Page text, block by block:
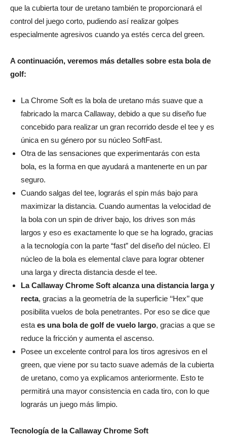
que la cubierta tour de uretano también te proporcionará el
control del juego corto, pudiendo así realizar golpes
especialmente agresivos cuando ya estés cerca del green.
A continuación, veremos más detalles sobre esta bola de
golf:
La Chrome Soft es la bola de uretano más suave que a
fabricado la marca Callaway, debido a que su diseño fue
concebido para realizar un gran recorrido desde el tee y es
única en su género por su núcleo SoftFast.
Otra de las sensaciones que experimentarás con esta
bola, es la forma en que ayudará a mantenerte en un par
seguro.
Cuando salgas del tee, lograrás el spin más bajo para
maximizar la distancia. Cuando aumentas la velocidad de
la bola con un spin de driver bajo, los drives son más
largos y eso es exactamente lo que se ha logrado, gracias
a la tecnología con la parte “fast” del diseño del núcleo. El
núcleo de la bola es elemental clave para lograr obtener
una larga y directa distancia desde el tee.
La Callaway Chrome Soft alcanza una distancia larga y
recta, gracias a la geometría de la superficie ‘‘Hex’’ que
posibilita vuelos de bola penetrantes. Por eso se dice que
esta es una bola de golf de vuelo largo, gracias a que se
reduce la fricción y aumenta el ascenso.
Posee un excelente control para los tiros agresivos en el
green, que viene por su tacto suave además de la cubierta
de uretano, como ya explicamos anteriormente. Esto te
permitirá una mayor consistencia en cada tiro, con lo que
lograrás un juego más limpio.
Tecnología de la Callaway Chrome Soft